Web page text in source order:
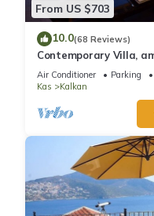
From US $703
10.0(68 Reviews)
Contemporary Villa,
heated infinity pool,
Air Conditioner Parking
Kas
Kalkan